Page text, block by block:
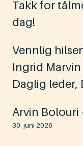
Takk for
dag!
Vennlig
Ingrid Marvin
Daglig leder,
Arvin Bolouri
30. juni 2026